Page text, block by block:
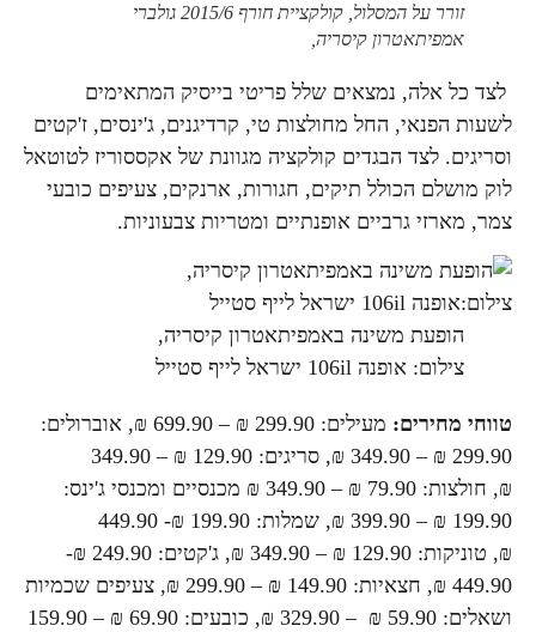
זורר על המסלול, קולקציית חורף 2015/6 גולברי
אמפיתאטרון קיסריה,
לצד כל אלה, נמצאים שלל פריטי בייסיק המתאימים
לשעות הפנאי, החל מחולצות טי, קרדיגנים, ג'ינסים, ז'קטים
וסריגים. לצד הבגדים קולקציה מגוונת של אקססוריז לטוטאל
לוק מושלם הכולל תיקים, חגורות, ארנקים, צעיפים כובעי
צמר, מארזי גרביים אופנתיים ומטריות צבעוניות.
הופעת משינה באמפיתאטרון קיסריה,
צילום: אופנה 106il ישראל לייף סטייל
טווחי מחירים:
מעילים: 299.90 ₪ – 699.90 ₪, אוברולים:
299.90 ₪ – 349.90 ₪, סריגים: 129.90 ₪ – 349.90
₪, חולצות: 79.90 ₪ – 349.90 ₪ מכנסיים ומכנסי ג'ינס:
199.90 ₪ – 399.90 ₪, שמלות: 199.90 ₪- 449.90
₪, טוניקות: 129.90 ₪ – 349.90 ₪, ג'קטים: 249.90 ₪-
449.90 ₪, חצאיות: 149.90 ₪ – 299.90 ₪, צעיפים שכמיות
ושאלים: 59.90 ₪ – 329.90 ₪, כובעים: 69.90 ₪ – 159.90